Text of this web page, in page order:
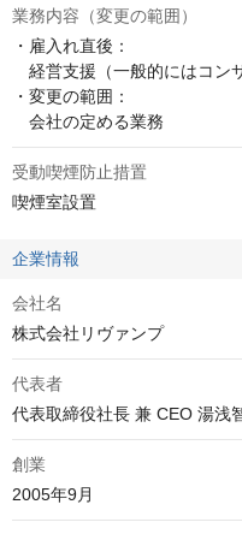
業務内容（変更の範囲）
・雇入れ直後：
経営支援（一般的にはコン
・変更の範囲：
会社の定める業務
受動喫煙防止措置
喫煙室設置
企業情報
会社名
株式会社リヴァンプ
代表者
代表取締役社長 兼 CEO 湯浅
創業
2005年9月